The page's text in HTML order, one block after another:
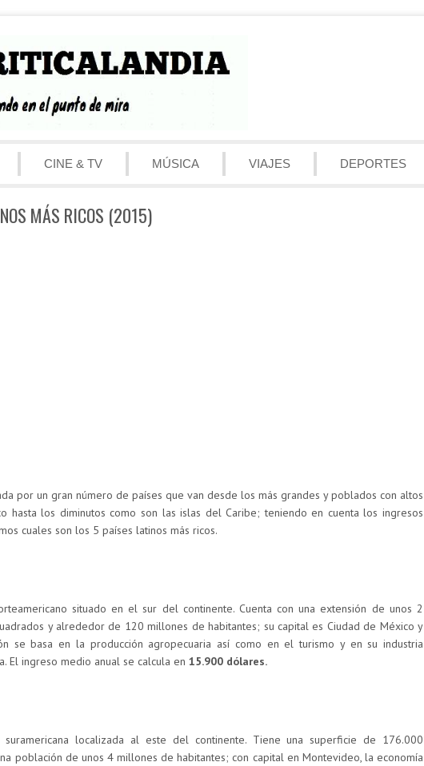
CINE & TV MÚSICA VIAJES DEPORTES
MÁS RICOS (2015)
por un gran número de países que van desde los más grandes y poblados con altos
hasta los diminutos como son las islas del Caribe; teniendo en cuenta los ingresos
cuales son los 5 países latinos más ricos.
situado en el sur del continente. Cuenta con una extensión de unos 2
y alrededor de 120 millones de habitantes; su capital es Ciudad de México y
se basa en la producción agropecuaria así como en el turismo y en su industria
El ingreso medio anual se calcula en 15.900 dólares.
suramericana localizada al este del continente. Tiene una superficie de 176.000
población de unos 4 millones de habitantes; con capital en Montevideo, la economía